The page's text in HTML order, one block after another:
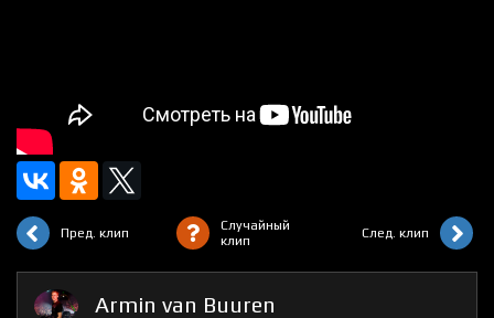
Пред. клип
Случайный
клип
След. клип
Armin van Buuren